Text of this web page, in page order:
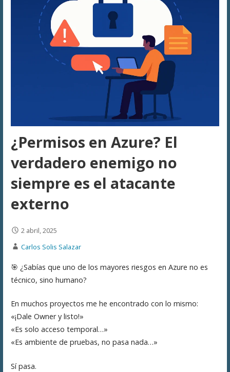
¿Permisos en Azure? El
verdadero enemigo no
siempre es el atacante
externo
2 abril, 2025
Carlos Solis Salazar
🎯 ¿Sabías que uno de los mayores riesgos en Azure no es
técnico, sino humano?
En muchos proyectos me he encontrado con lo mismo:
«¡Dale Owner y listo!»
«Es solo acceso temporal…»
«Es ambiente de pruebas, no pasa nada…»
Sí pasa.